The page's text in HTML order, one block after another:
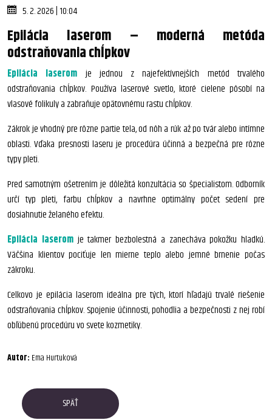
5. 2. 2026 | 10:04
Epilácia laserom – moderná metóda
odstraňovania chĺpkov
Epilácia laserom je jednou z najefektívnejších metód trvalého
odstraňovania chĺpkov. Používa laserové svetlo, ktoré cielene pôsobí na
vlasové folikuly a zabraňuje opätovnému rastu chĺpkov.
Zákrok je vhodný pre rôzne partie tela, od nôh a rúk až po tvár alebo intímne
oblasti. Vďaka presnosti laseru je procedúra účinná a bezpečná pre rôzne
typy pleti.
Pred samotným ošetrením je dôležitá konzultácia so špecialistom. Odborník
určí typ pleti, farbu chĺpkov a navrhne optimálny počet sedení pre
dosiahnutie želaného efektu.
Epilácia laserom je takmer bezbolestná a zanecháva pokožku hladkú.
Väčšina klientov pociťuje len mierne teplo alebo jemné brnenie počas
zákroku.
Celkovo je epilácia laserom ideálna pre tých, ktorí hľadajú trvalé riešenie
odstraňovania chĺpkov. Spojenie účinnosti, pohodlia a bezpečnosti z nej robí
obľúbenú procedúru vo svete kozmetiky.
Autor: Ema Hurtuková
SPÄŤ